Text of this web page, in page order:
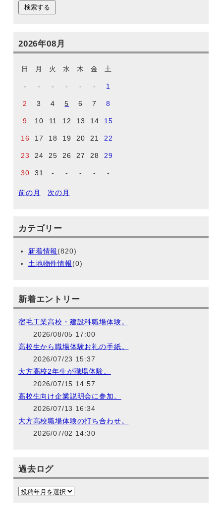
2026年08月
日 月 火 水 木 金 土
- - - - - - 1
2 3 4 5 6 7 8
9 10 11 12 13 14 15
16 17 18 19 20 21 22
23 24 25 26 27 28 29
30 31 - - - - -
前の月 次の月
カテゴリー
新着情報(820)
土地物件情報(0)
新着エントリー
宿毛工業高校・建設科職場体験。
2026/08/05 17:00
高校生から職場体験お礼の手紙。
2026/07/23 15:37
大方高校2年生が職場体験。
2026/07/15 14:57
高校生向け企業説明会に参加。
2026/07/13 16:34
大方高校職場体験の打ち合わせ。
2026/07/02 14:30
過去ログ